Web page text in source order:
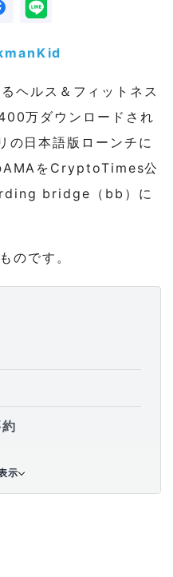
ヘルス＆フィットネス
万ダウンロードされ
日本語版ローンチに
をCryptoTimes公
bridge（bb）に
のです。
示